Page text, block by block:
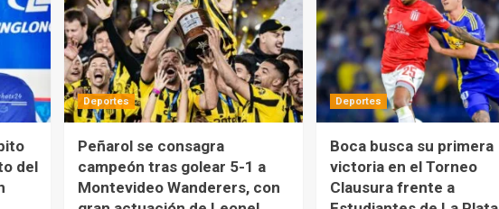
del
Deportes
Peñarol se consagra
campeón tras golear 5-1 a
Montevideo Wanderers, con
Deportes
Boca busca su primera
victoria en el Torneo
Clausura frente a